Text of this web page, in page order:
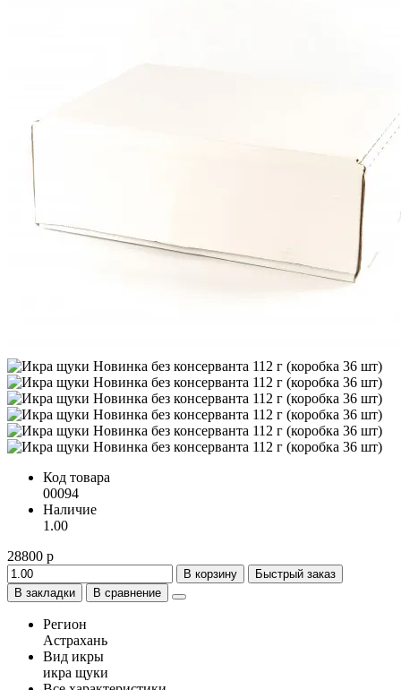
Код товара
00094
Наличие
1.00
28800 р
В корзину
Быстрый заказ
В закладки
В сравнение
Регион
Астрахань
Вид икры
икра щуки